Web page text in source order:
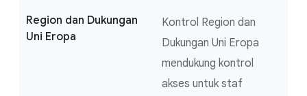
Region dan Dukungan
Uni Eropa
Kontrol Region dan
Dukungan Uni Eropa
mendukung kontrol
akses untuk staf